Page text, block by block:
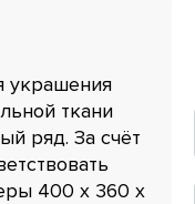
украшения
ткани
ряд. За счёт
400 х 360 х